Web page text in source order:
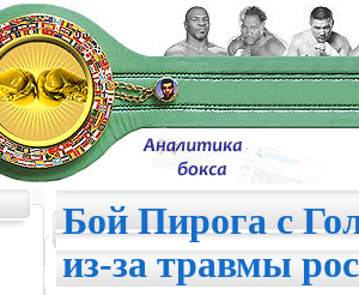
Бой Пирога с
из-за травмы